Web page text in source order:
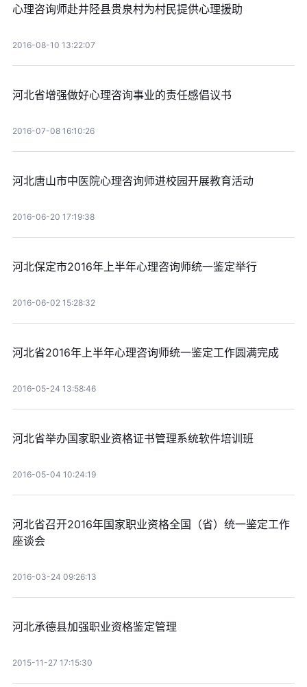
心理咨询师赴井陉县贵泉村为村民提供心理援助
2016-08-10 13:22:07
河北省增强做好心理咨询事业的责任感倡议书
2016-07-08 16:10:26
河北唐山市中医院心理咨询师进校园开展教育活动
2016-06-20 17:19:38
河北保定市2016年上半年心理咨询师统一鉴定举行
2016-06-02 15:28:32
河北省2016年上半年心理咨询师统一鉴定工作圆满完成
2016-05-24 13:58:46
河北省举办国家职业资格证书管理系统软件培训班
2016-05-04 10:24:19
河北省召开2016年国家职业资格全国（省）统一鉴定工作
座谈会
2016-03-24 09:26:13
河北承德县加强职业资格鉴定管理
2015-11-27 17:15:30